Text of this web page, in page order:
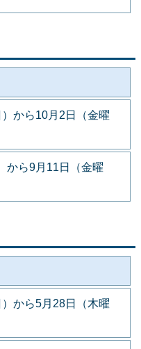
から10月2日（金曜
から9月11日（金曜
から5月28日（木曜